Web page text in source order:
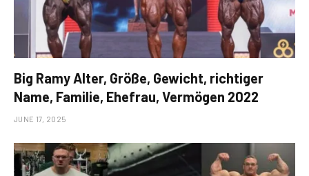
Big Ramy Alter, Größe, Gewicht, richtiger
Name, Familie, Ehefrau, Vermögen 2022
JUNE 17, 2025